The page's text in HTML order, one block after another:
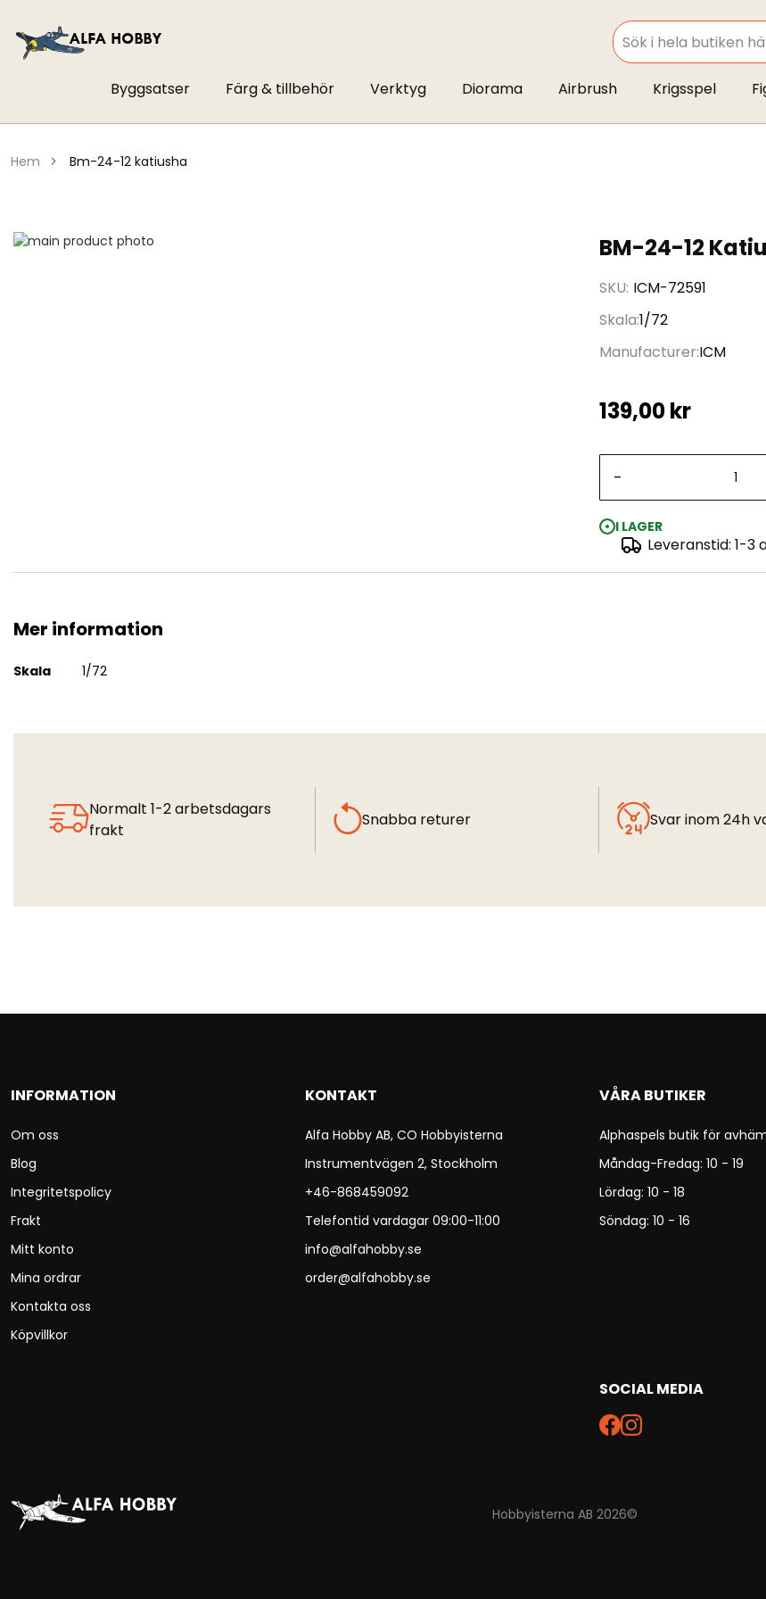
SEARCH
Byggsatser Färg & tillbehör Verktyg Diorama Airbrush Krigsspel
hem bm-24-12 katiusha
BM-24-12
SKU ICM-72591
Skala1/72
Manufacturer ICM
139,00 kr
-
I LAGER
Leveranstid: 1-3
Hoppa
Mer information
Mer
Skala 1/72
Normalt 1-2 arbetsdagars
frakt
Snabba returer Svar inom 24h
INFORMATION
Om oss
Blog
Integritetspolicy
Frakt
Mitt konto
Mina ordrar
Kontakta oss
Köpvillkor
KONTAKT
Alfa Hobby AB, CO Hobbyisterna
Instrumentvägen 2, Stockholm
+46-868459092
Telefontid vardagar 09:00-11:00
info@alfahobby.se
order@alfahobby.se
VÅRA BUTIKER
Alphaspels butik för
Måndag-Fredag: 10 - 19
Lördag: 10 - 18
Söndag: 10 - 16
SOCIAL MEDIA
Hobbyisterna AB 2026©